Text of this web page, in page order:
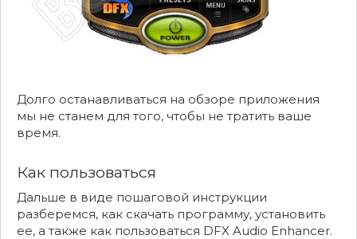
Долго останавливаться на обзоре приложения
мы не станем для того, чтобы не тратить ваше
время.
Как пользоваться
Дальше в виде пошаговой инструкции
разберемся, как скачать программу, установить
ее, а также как пользоваться DFX Audio Enhancer.